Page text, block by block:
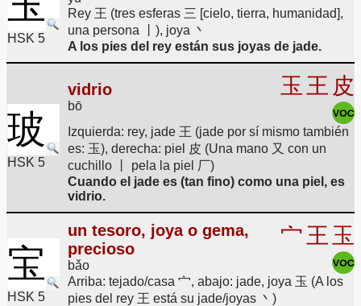
HSK 5
Rey 王 (tres esferas 三 [cielo, tierra, humanidad],
una persona 丨), joya 丶
A los pies del rey están sus joyas de jade.
玻
HSK 5
vidrio
bō
玉 王 皮
Izquierda: rey, jade 王 (jade por sí mismo también
es: 玉), derecha: piel 皮 (Una mano 又 con un
cuchillo 丨 pela la piel 厂)
Cuando el jade es (tan fino) como una piel, es
vidrio.
宝
HSK 5
un tesoro, joya o gema,
precioso
bǎo
宀 王 玉
Arriba: tejado/casa 宀, abajo: jade, joya 玉 (A los
pies del rey 王 está su jade/joyas 丶)